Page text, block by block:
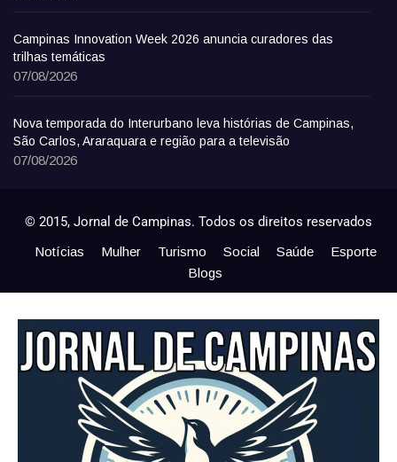
Campinas Innovation Week 2026 anuncia curadores das
trilhas temáticas
07/08/2026
Nova temporada do Interurbano leva histórias de Campinas,
São Carlos, Araraquara e região para a televisão
07/08/2026
© 2015, Jornal de Campinas. Todos os direitos reservados
Notícias Mulher Turismo Social Saúde
Esporte
Blogs